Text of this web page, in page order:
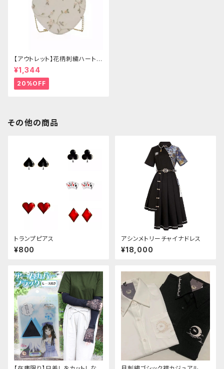
【アウトレット】花柄刺繍ハートバ
ッグ
¥1,344
20%OFF
その他の商品
トランプピアス
¥800
アシンメトリーチャイナドレス
¥18,000